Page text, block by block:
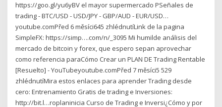
https://goo.gl/yu6yBV el mayor supermercado PSeñales de
trading - BTC/USD - USD/JPY - GBP/AUD - EUR/USD…
youtube.comPřed 6 měsíci645 zhlédnutíLink de la pagina
SimpleFX: https://simp….com/n/_3095 Mi humilde análisis del
mercado de bitcoin y forex, que espero sepan aprovechar
como referencia paraCómo Crear un PLAN DE Trading Rentable
[Resuelto] - YouTubeyoutube.comPřed 7 měsíci5 529
zhlédnutíMira estos enlaces para aprender Trading desde
cero: Entrenamiento Gratis de trading e Inversiones:
http://bit.l…roplaninicia Curso de Trading e Inversi¿Cómo y por